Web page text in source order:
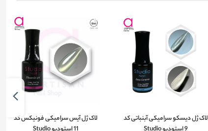
لاک ژل دیسکو سرامیکی آبنباتی کد
لاک ژل آیس سرامیکی فونیکس کد